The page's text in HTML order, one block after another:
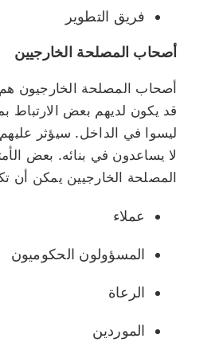
فريق التطوير
أصحاب المصلحة الخارجيين
أصحاب المصلحة الخارجيون
قد يكون لديهم بعض الارتباط
ليسوا في الداخل. سيؤثر
لا يساعدون في بنائه. بعض
المصلحة الخارجيين يمكن أن
عملاء
المسؤولون الحكوميون
الرعاة
الموردين